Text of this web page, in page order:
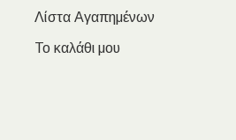
Λίστα Αγαπημένων
Το καλάθι μου